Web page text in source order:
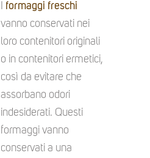
formaggi freschi
vanno conservati nei
loro contenitori originali
o in contenitori ermetici,
così da evitare che
assorbano odori
indesiderati. Questi
formaggi vanno
conservati a una